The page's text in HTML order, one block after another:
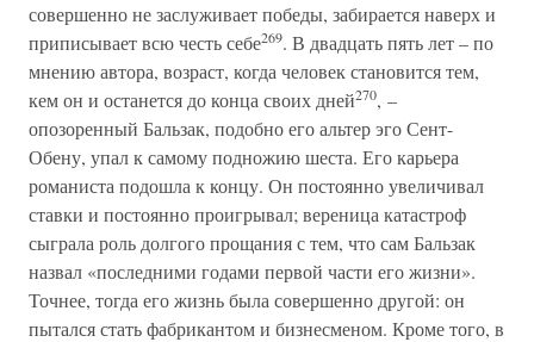
совершенно не заслуживает победы, забирается наверх и
приписывает всю честь себе269. В двадцать пять лет – по
мнению автора, возраст, когда человек становится тем,
кем он и останется до конца своих дней270, –
опозоренный Бальзак, подобно его альтер эго Сент-
Обену, упал к самому подножию шеста. Его карьера
романиста подошла к концу. Он постоянно увеличивал
ставки и постоянно проигрывал; вереница катастроф
сыграла роль долгого прощания с тем, что сам Бальзак
назвал «последними годами первой части его жизни».
Точнее, тогда его жизнь была совершенно другой: он
пытался стать фабрикантом и бизнесменом. Кроме того, в